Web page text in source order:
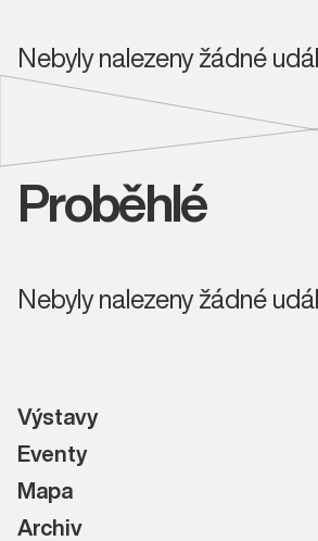
Nebyly nalezeny žádné
Proběhlé
Nebyly nalezeny žádné
Výstavy
Eventy
Mapa
Archiv